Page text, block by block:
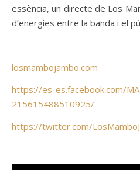
essència, un directe de Los
d’energies entre la banda i el
losmambojambo.com
https://es-es.facebook.com/
215615488510925/
https://twitter.com/